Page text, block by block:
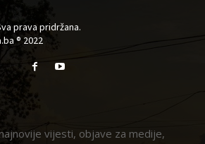
prava pridržana.
® 2022
vijesti, objave za medije,